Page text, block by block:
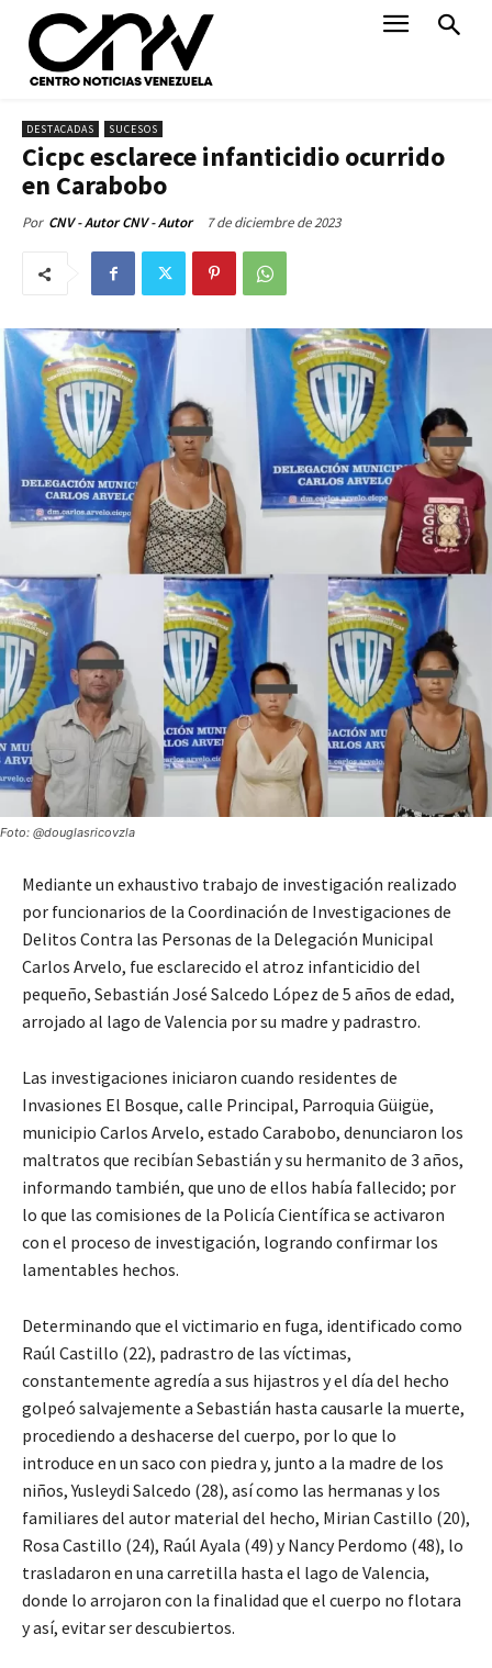
DESTACADAS SUCESOS
Cicpc esclarece infanticidio ocurrido
en Carabobo
Por CNV - Autor CNV - Autor 7 de diciembre de 2023
Foto: @douglasricovzla
Mediante un exhaustivo trabajo de investigación realizado
por funcionarios de la Coordinación de Investigaciones de
Delitos Contra las Personas de la Delegación Municipal
Carlos Arvelo, fue esclarecido el atroz infanticidio del
pequeño, Sebastián José Salcedo López de 5 años de edad,
arrojado al lago de Valencia por su madre y padrastro.
Las investigaciones iniciaron cuando residentes de
Invasiones El Bosque, calle Principal, Parroquia Güigüe,
municipio Carlos Arvelo, estado Carabobo, denunciaron los
maltratos que recibían Sebastián y su hermanito de 3 años,
informando también, que uno de ellos había fallecido; por
lo que las comisiones de la Policía Científica se activaron
con el proceso de investigación, logrando confirmar los
lamentables hechos.
Determinando que el victimario en fuga, identificado como
Raúl Castillo (22), padrastro de las víctimas,
constantemente agredía a sus hijastros y el día del hecho
golpeó salvajemente a Sebastián hasta causarle la muerte,
procediendo a deshacerse del cuerpo, por lo que lo
introduce en un saco con piedra y, junto a la madre de los
niños, Yusleydi Salcedo (28), así como las hermanas y los
familiares del autor material del hecho, Mirian Castillo (20),
Rosa Castillo (24), Raúl Ayala (49) y Nancy Perdomo (48), lo
trasladaron en una carretilla hasta el lago de Valencia,
donde lo arrojaron con la finalidad que el cuerpo no flotara
y así, evitar ser descubiertos.